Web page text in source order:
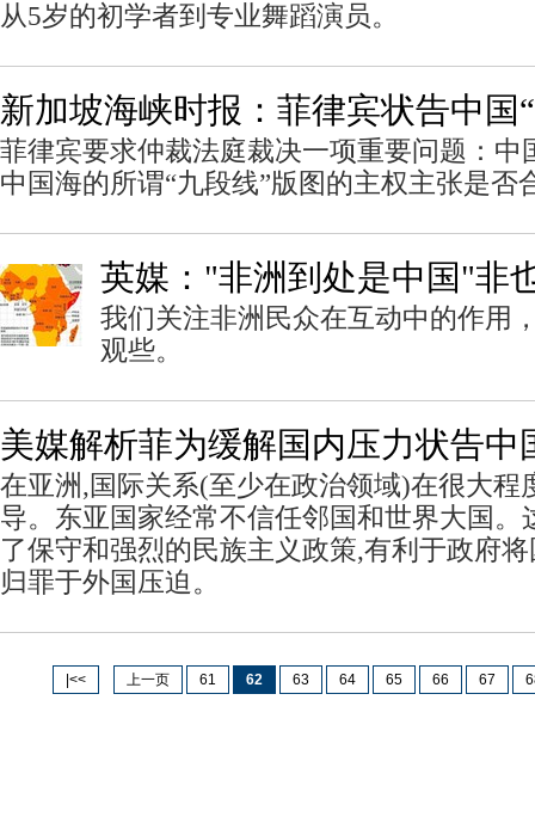
从5岁的初学者到专业舞蹈演员。
新加坡海峡时报：菲律宾状告中国
菲律宾要求仲裁法庭裁决一项重要问题：中
中国海的所谓“九段线”版图的主权主张是否
英媒："非洲到处是中国"非
我们关注非洲民众在互动中的作用
观些。
美媒解析菲为缓解国内压力状告中
在亚洲,国际关系(至少在政治领域)在很大程
导。东亚国家经常不信任邻国和世界大国。
了保守和强烈的民族主义政策,有利于政府
归罪于外国压迫。
|<< 上一页 61 62 63 64 65 66 67